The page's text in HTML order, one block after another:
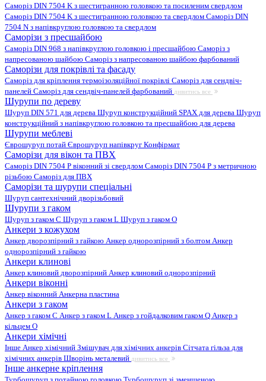
Саморіз DIN 7504 K з шестигранною головкою та посиленим свердлом
Саморіз DIN 7504 K з шестигранною головкою та свердлом Саморіз DIN
7504 N з напівкруглою головкою та свердлом
Саморізи з пресшайбою
Саморіз DIN 968 з напівкруглою головкою і пресшайбою Саморіз з
напресованою шайбою Саморіз з напресованою шайбою фарбований
Саморізи для покрівлі та фасаду
Саморіз для кріплення термоізоляційної покрівлі Саморіз для сендвіч-
панелей Саморіз для сендвіч-панелей фарбований дивитись все
Шурупи по дереву
Шуруп DIN 571 для дерева Шуруп конструкційний SPAX для дерева Шуруп
конструкційний з напівкруглою головкою та пресшайбою для дерева
Шурупи меблеві
Єврошуруп потай Єврошуруп напівкруг Конфірмат
Саморізи для вікон та ПВХ
Саморіз DIN 7504 P віконний зі свердлом Саморіз DIN 7504 P з метричною
різьбою Саморіз для ПВХ
Саморізи та шурупи спеціальні
Шуруп сантехнічний дворізьбовий
Шурупи з гаком
Шуруп з гаком C Шуруп з гаком L Шуруп з гаком O
Анкери з кожухом
Анкер дворозпірний з гайкою Анкер однорозпірний з болтом Анкер
однорозпірний з гайкою
Анкери клинові
Анкер клиновий дворозпірний Анкер клиновий однорозпірний
Анкери віконні
Анкер віконний Анкерна пластина
Анкери з гаком
Анкер з гаком C Анкер з гаком L Анкер з гойдалковим гаком Q Анкер з
кільцем O
Анкери хімічні
Інше Анкер хімічний Змішувач для хімічних анкерів Сітчата гільза для
хімічних анкерів Шворінь металевий дивитись все
Інше анкерне кріплення